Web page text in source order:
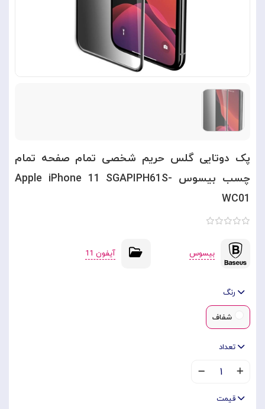
پک دوتایی گلس حریم شخصی تمام صفحه تمام
چسب بیسوس Apple iPhone 11 SGAPIPH61S-
WC01
بیسوس آیفون 11
رنگ
شفاف
تعداد
۱
قیمت